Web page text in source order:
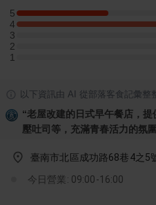
5
5 星：4 則評論
4
4 星：10 則評論
3
3 星：0 則評論
2
2 星：0 則評論
1
1 星：0 則評論
以下資訊由 AI 從部落客食記彙整
“老屋改建的日式早午餐店，
壓吐司等，充滿青春活力的氛圍
臺南市北區成功路68巷4之5
今日營業: 09:00-16:00